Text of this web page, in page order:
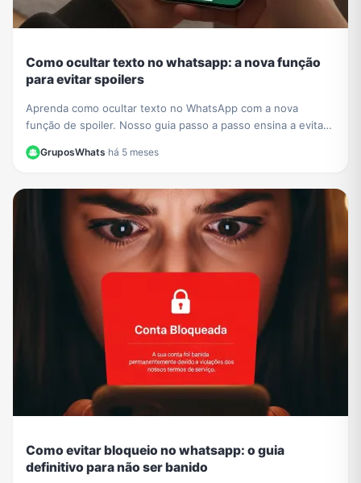
Como ocultar texto no whatsapp: a nova função
para evitar spoilers
Aprenda como ocultar texto no WhatsApp com a nova
função de spoiler. Nosso guia passo a passo ensina a evitar
revelar detalhes de séries e filmes em grupos.
GruposWhats·há 5 meses
Como evitar bloqueio no whatsapp: o guia
definitivo para não ser banido